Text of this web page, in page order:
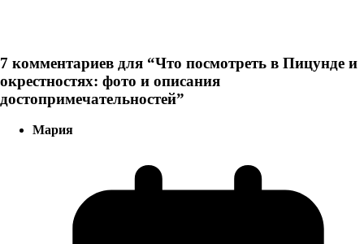
7 комментариев для “Что посмотреть в Пицунде и
окрестностях: фото и описания
достопримечательностей”
Мария